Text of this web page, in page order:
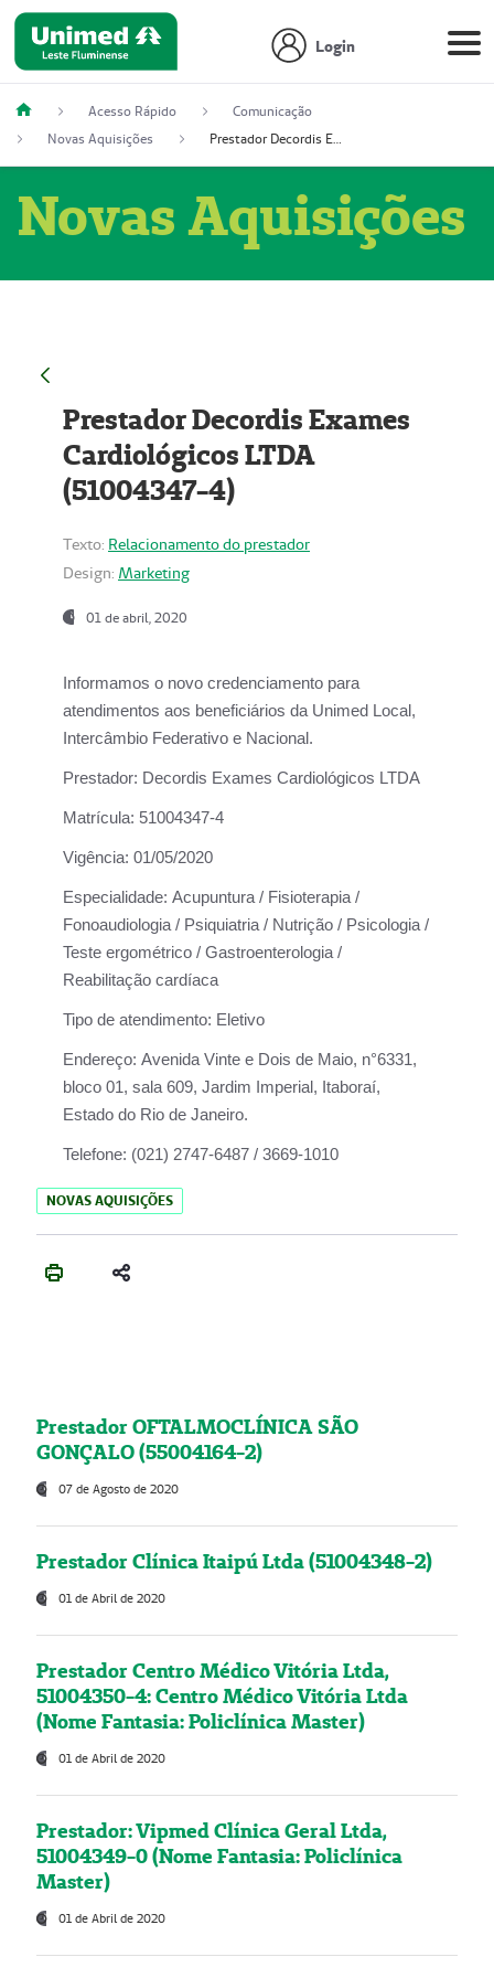
Login
Acesso Rápido
Comunicação
Novas Aquisições
Prestador Decordis Exames Cardiológicos LTDA (51004347-4)
Novas Aquisições
Prestador Decordis Exames
Cardiológicos LTDA
(51004347-4)
Texto: Relacionamento do prestador
Design: Marketing
01 de abril, 2020
Informamos o novo credenciamento para
atendimentos aos beneficiários da Unimed Local,
Intercâmbio Federativo e Nacional.
Prestador: Decordis Exames Cardiológicos LTDA
Matrícula: 51004347-4
Vigência: 01/05/2020
Especialidade: Acupuntura / Fisioterapia /
Fonoaudiologia / Psiquiatria / Nutrição / Psicologia /
Teste ergométrico / Gastroenterologia /
Reabilitação cardíaca
Tipo de atendimento: Eletivo
Endereço: Avenida Vinte e Dois de Maio, n°6331,
bloco 01, sala 609, Jardim Imperial, Itaboraí,
Estado do Rio de Janeiro.
Telefone: (021) 2747-6487 / 3669-1010
NOVAS AQUISIÇÕES
Prestador OFTALMOCLÍNICA SÃO
GONÇALO (55004164-2)
07 de Agosto de 2020
Prestador Clínica Itaipú Ltda (51004348-2)
01 de Abril de 2020
Prestador Centro Médico Vitória Ltda,
51004350-4: Centro Médico Vitória Ltda
(Nome Fantasia: Policlínica Master)
01 de Abril de 2020
Prestador: Vipmed Clínica Geral Ltda,
51004349-0 (Nome Fantasia: Policlínica
Master)
01 de Abril de 2020